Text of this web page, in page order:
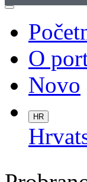
O
Novo
HR